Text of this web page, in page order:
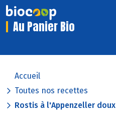
Au Panier Bio
Accueil
Toutes nos recettes
Rostis à l'Appenzeller doux